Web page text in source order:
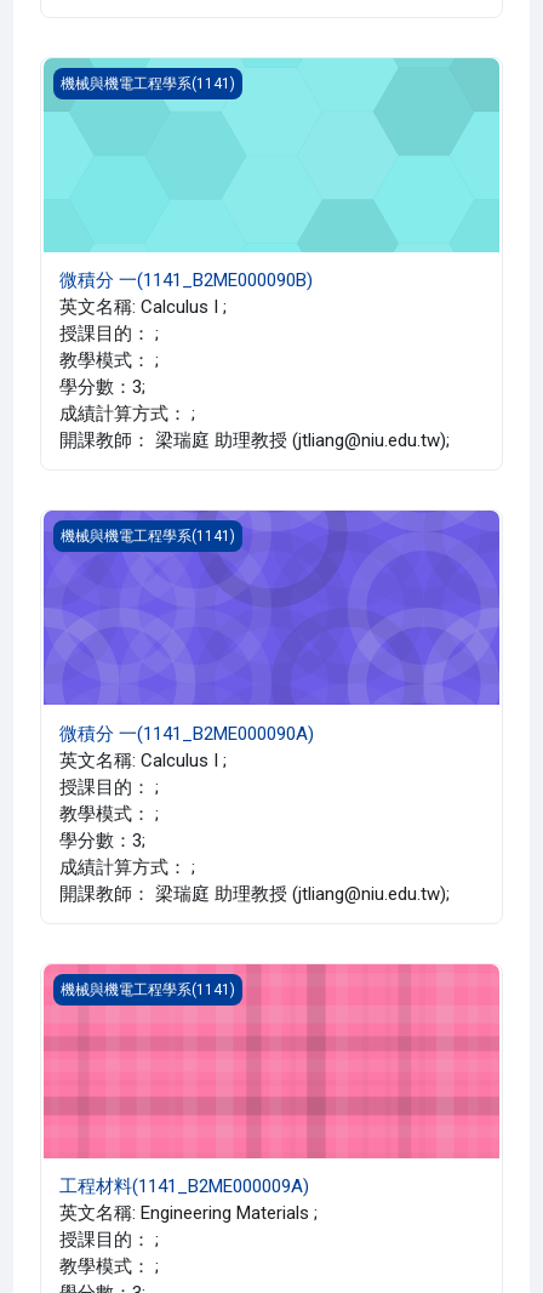
微積分 一(1141_B2ME000090B)
機械與機電工程學系(1141)
微積分 一(1141_B2ME000090B)
英文名稱: Calculus I ;
授課目的： ;
教學模式： ;
學分數：3;
成績計算方式： ;
開課教師： 梁瑞庭 助理教授 (jtliang@niu.edu.tw);
微積分 一(1141_B2ME000090A)
機械與機電工程學系(1141)
微積分 一(1141_B2ME000090A)
英文名稱: Calculus I ;
授課目的： ;
教學模式： ;
學分數：3;
成績計算方式： ;
開課教師： 梁瑞庭 助理教授 (jtliang@niu.edu.tw);
工程材料(1141_B2ME000009A)
機械與機電工程學系(1141)
工程材料(1141_B2ME000009A)
英文名稱: Engineering Materials ;
授課目的： ;
教學模式： ;